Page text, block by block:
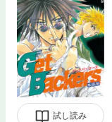
試し読み